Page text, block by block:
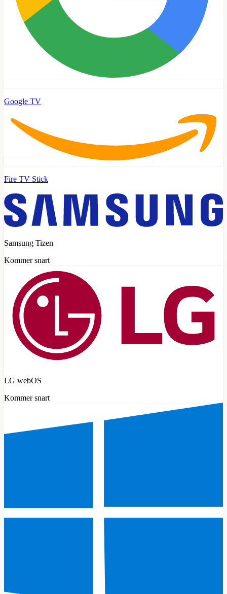
Google TV
Fire TV Stick
Samsung Tizen
Kommer snart
LG webOS
Kommer snart